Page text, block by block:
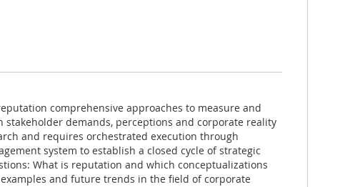
comprehensive approaches to measure and
demands, perceptions and corporate reality
and requires orchestrated execution through
system to establish a closed cycle of strategic
What is reputation and which conceptualizations
and future trends in the field of corporate